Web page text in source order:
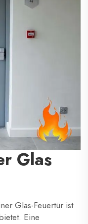
Glas
Glas-Feuertür ist
Eine